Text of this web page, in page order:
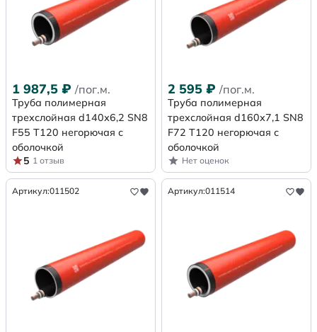
1 987,5 ₽ /пог.м.
Труба полимерная
трехслойная d140х6,2 SN8
F55 Т120 негорючая с
оболочкой
5 1 отзыв
2 595 ₽ /пог.м.
Труба полимерная
трехслойная d160х7,1 SN8
F72 Т120 негорючая с
оболочкой
Нет оценок
Артикул:011502 Артикул:011514